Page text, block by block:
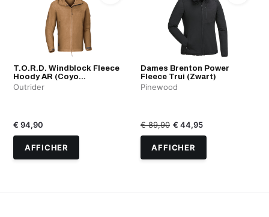
T.O.R.D. Windblock Fleece
Hoody AR (Coyo...
Outrider
€ 94,90
AFFICHER
Dames Brenton Power
Fleece Trui (Zwart)
Pinewood
€ 89,90 € 44,95
AFFICHER